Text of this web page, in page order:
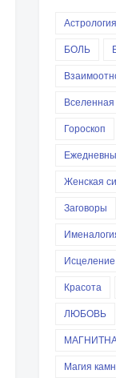
Астрология
БОЛЬ
Вселенная
Гороскоп
Женская
Заговоры
Исцеление
Красота
ЛЮБОВЬ
Магия